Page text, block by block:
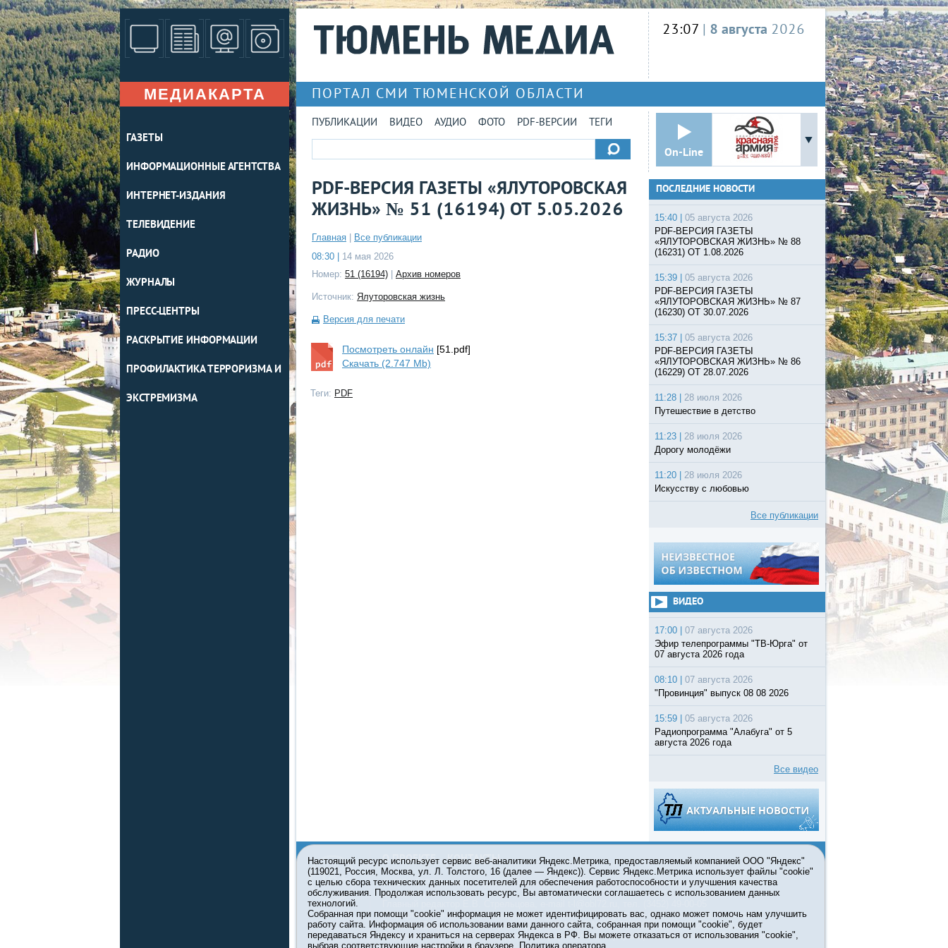
МЕДИАКАРТА
ГАЗЕТЫ
ИНФОРМАЦИОННЫЕ АГЕНТСТВА
ИНТЕРНЕТ-ИЗДАНИЯ
ТЕЛЕВИДЕНИЕ
РАДИО
ЖУРНАЛЫ
ПРЕСС-ЦЕНТРЫ
РАСКРЫТИЕ ИНФОРМАЦИИ
ПРОФИЛАКТИКА ТЕРРОРИЗМА И
ЭКСТРЕМИЗМА
23:07 | 8 августа 2026
ПОРТАЛ СМИ ТЮМЕНСКОЙ ОБЛАСТИ
ПУБЛИКАЦИИ ВИДЕО АУДИО ФОТО PDF-ВЕРСИИ ТЕГИ
On-Line
PDF-ВЕРСИЯ ГАЗЕТЫ «ЯЛУТОРОВСКАЯ
ЖИЗНЬ» № 51 (16194) ОТ 5.05.2026
Главная
Все публикации
08:30 |
14 мая 2026
Номер: 51 (16194) Архив номеров
Источник: Ялуторовская жизнь
Версия для печати
Посмотреть онлайн [51.pdf]
Скачать (2.747 Mb)
Теги: PDF
ПОСЛЕДНИЕ НОВОСТИ
15:40 |
05 августа 2026
PDF-ВЕРСИЯ ГАЗЕТЫ
«ЯЛУТОРОВСКАЯ ЖИЗНЬ» № 88
(16231) ОТ 1.08.2026
15:39 |
05 августа 2026
PDF-ВЕРСИЯ ГАЗЕТЫ
«ЯЛУТОРОВСКАЯ ЖИЗНЬ» № 87
(16230) ОТ 30.07.2026
15:37 |
05 августа 2026
PDF-ВЕРСИЯ ГАЗЕТЫ
«ЯЛУТОРОВСКАЯ ЖИЗНЬ» № 86
(16229) ОТ 28.07.2026
11:28 |
28 июля 2026
Путешествие в детство
11:23 |
28 июля 2026
Дорогу молодёжи
11:20 |
28 июля 2026
Искусству с любовью
Все публикации
ВИДЕО
17:00 |
07 августа 2026
Эфир телепрограммы "ТВ-Юрга" от
07 августа 2026 года
08:10 |
07 августа 2026
"Провинция" выпуск 08 08 2026
15:59 |
05 августа 2026
Радиопрограмма "Алабуга" от 5
августа 2026 года
Все видео
О ПРОЕКТЕ КОНТАКТЫ
© 2001-2026 Сетевое издание Тюмень Медиа. При использовании материалов ссылка
обязательна.
Информационная лента выходит при финансовой поддержке правительства Тюменской
области. Свидетельство о регистрации СМИ ЭЛ №ФС 77-67413 от 13.10.2016 выдано
Федеральной службой по надзору в сфере связи, информационных технологий и массовых
Настоящий ресурс использует сервис веб-аналитики Яндекс.Метрика, предоставляемый компанией ООО "Яндекс"
(119021, Россия, Москва, ул. Л. Толстого, 16 (далее — Яндекс)). Сервис Яндекс.Метрика использует файлы "cookie"
с целью сбора технических данных посетителей для обеспечения работоспособности и улучшения качества
обслуживания. Продолжая использовать ресурс, Вы автоматически соглашаетесь с использованием данных
технологий.
Собранная при помощи "cookie" информация не может идентифицировать вас, однако может помочь нам улучшить
работу сайта. Информация об использовании вами данного сайта, собранная при помощи "cookie", будет
передаваться Яндексу и храниться на серверах Яндекса в РФ. Вы можете отказаться от использования "cookie",
выбрав соответствующие настройки в браузере.
Политика оператора